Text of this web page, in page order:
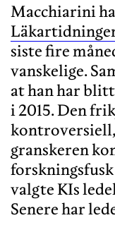
Macchiarini
siste fire
vanskelige.
at han har
i 2015. Den
kontroversiell,
granskeren
valgte KIs
Senere har